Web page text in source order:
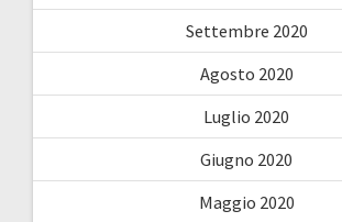
Settembre 2020
Agosto 2020
Luglio 2020
Giugno 2020
Maggio 2020